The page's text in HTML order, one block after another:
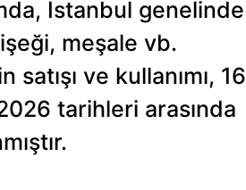
ilgili bilgi almak için lütfentıklayınız
İstanbul genelinde
meşale vb.
satışı ve kullanımı, 16
tarihleri arasında